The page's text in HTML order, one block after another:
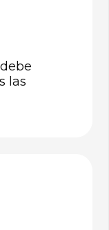
las